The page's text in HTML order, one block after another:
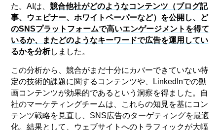
た。AIは、競合他社がどのようなコンテンツ（ブログ記
事、ウェビナー、ホワイトペーパーなど）を公開し、ど
のSNSプラットフォームで高いエンゲージメントを得て
いるか、またどのようなキーワードで広告を運用してい
るかを分析しました。
この分析から、競合がまだ十分にカバーできていない特
定の技術的課題に関するコンテンツや、LinkedInでの動
画コンテンツが効果的であるという洞察を得ました。自
社のマーケティングチームは、これらの知見を基にコン
テンツ戦略を見直し、SNS広告のターゲティングを最適
化。結果として、ウェブサイトへのトラフィックが大幅